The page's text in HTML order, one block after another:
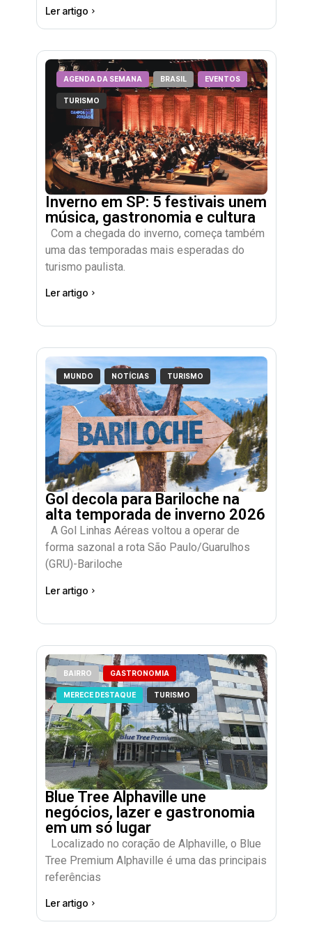
Ler artigo
AGENDA DA SEMANA BRASIL EVENTOS
TURISMO
Inverno em SP: 5 festivais unem
música, gastronomia e cultura
Com a chegada do inverno, começa também
uma das temporadas mais esperadas do
turismo paulista.
Ler artigo
MUNDO NOTÍCIAS TURISMO
Gol decola para Bariloche na
alta temporada de inverno 2026
A Gol Linhas Aéreas voltou a operar de
forma sazonal a rota São Paulo/Guarulhos
(GRU)-Bariloche
Ler artigo
BAIRRO GASTRONOMIA
MERECE DESTAQUE TURISMO
Blue Tree Alphaville une
negócios, lazer e gastronomia
em um só lugar
Localizado no coração de Alphaville, o Blue
Tree Premium Alphaville é uma das principais
referências
Ler artigo